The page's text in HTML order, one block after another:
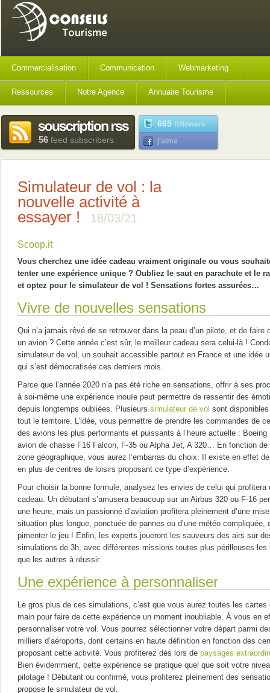
Commercialisation Communication Webmarketing
Ressources Notre Agence Annuaire Tourisme
56 feed subscribers
665 followers
j'aime
Simulateur de vol : la
nouvelle activité à
essayer !
18/03/21
Scoop.it
Vous cherchez une idée cadeau vraiment originale ou vous
tenter une expérience unique ? Oubliez le saut en parachute et le
et optez pour le simulateur de vol ! Sensations fortes assurées…
Vivre de nouvelles sensations
Qui n’a jamais rêvé de se retrouver dans la peau d’un pilote, et de faire
un avion ? Cette année c’est sûr, le meilleur cadeau sera celui-là !
simulateur de vol, un souhait accessible partout en France et une idée
qui s’est démocratisée ces derniers mois.
Parce que l’année 2020 n’a pas été riche en sensations, offrir à ses
à soi-même une expérience inouïe peut permettre de ressentir des
depuis longtemps oubliées. Plusieurs simulateur de vol sont
tout le territoire. L’idée, vous permettre de prendre les commandes de
des avions les plus performants et puissants à l’heure actuelle : Boeing
avion de chasse F16 Falcon, F-35 ou Alpha Jet, A 320… En fonction de
zone géographique, vous aurez l’embarras du choix. Il existe en effet
en plus de centres de loisirs proposant ce type d’expérience.
Pour choisir la bonne formule, analysez les envies de celui qui profitera
cadeau. Un débutant s’amusera beaucoup sur un Airbus 320 ou F-16
une heure, mais un passionné d’aviation profitera pleinement d’une
situation plus longue, ponctuée de pannes ou d’une météo compliquée,
pimenter le jeu ! Enfin, les experts joueront les sauveurs des airs sur
simulations de 3h, avec différentes missions toutes plus périlleuses les
que les autres à réussir.
Une expérience à personnaliser
Le gros plus de ces simulations, c’est que vous aurez toutes les cartes
main pour faire de cette expérience un moment inoubliable. À vous en
personnaliser votre vol. Vous pourrez sélectionner votre départ parmi
milliers d’aéroports, dont certains en haute définition en fonction des
proposant cette activité. Vous profiterez dès lors de paysages
Bien évidemment, cette expérience se pratique quel que soit votre
pilotage ! Débutant ou confirmé, vous profiterez pleinement des
propose le simulateur de vol.